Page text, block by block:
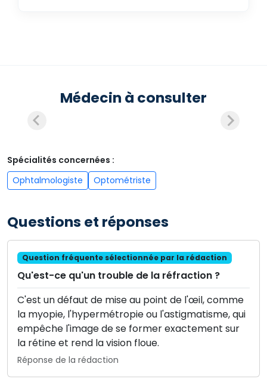
Médecin à consulter
Spécialités concernées :
Ophtalmologiste
Optométriste
Questions et réponses
Question fréquente sélectionnée par la rédaction
Qu'est-ce qu'un trouble de la réfraction ?
C'est un défaut de mise au point de l'œil, comme
la myopie, l'hypermétropie ou l'astigmatisme, qui
empêche l'image de se former exactement sur
la rétine et rend la vision floue.
Réponse de la rédaction